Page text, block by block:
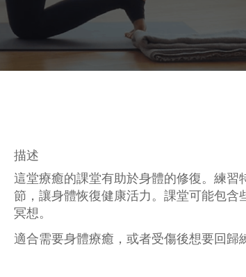
描述
這堂療癒的課堂有助於身體的修復。練習
節，讓身體恢復健康活力。課堂可能包含
冥想。
適合需要身體療癒，或者受傷後想要回歸